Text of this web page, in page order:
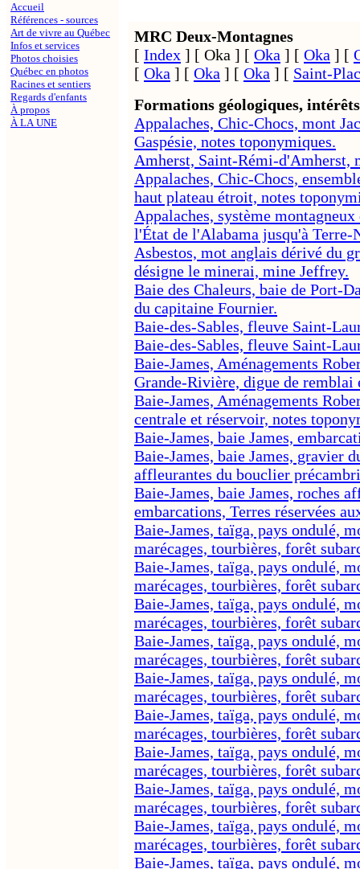
Accueil
Références - sources
Art de vivre au Québec
Infos et services
Photos choisies
Québec en photos
Racines et sentiers
Regards d'enfants
À propos
À LA UNE
MRC Deux-Montagnes
[ Index ] [ Oka ] [ Oka ] [ Oka ] [
[ Oka ] [ Oka ] [ Oka ] [ Saint-
Formations géologiques,
Appalaches, Chic-Chocs, mont
Gaspésie, notes toponymiques.
Amherst, Saint-Rémi-d'Amherst,
Appalaches, Chic-Chocs,
haut plateau étroit, notes
Appalaches, système
l'État de l'Alabama jusqu'à Terre-
Asbestos, mot anglais dérivé du
désigne le minerai, mine Jeffrey.
Baie des Chaleurs, baie de Port-
du capitaine Fournier.
Baie-des-Sables, fleuve Saint-
Baie-des-Sables, fleuve Saint-
Baie-James, Aménagements
Grande-Rivière, digue de remblai
Baie-James, Aménagements
centrale et réservoir, notes
Baie-James, baie James,
Baie-James, baie James, gravier
affleurantes du bouclier
Baie-James, baie James, roches
embarcations, Terres réservées
Baie-James, taïga, pays ondulé,
marécages, tourbières, forêt
Baie-James, taïga, pays ondulé,
marécages, tourbières, forêt
Baie-James, taïga, pays ondulé,
marécages, tourbières, forêt
Baie-James, taïga, pays ondulé,
marécages, tourbières, forêt
Baie-James, taïga, pays ondulé,
marécages, tourbières, forêt
Baie-James, taïga, pays ondulé,
marécages, tourbières, forêt
Baie-James, taïga, pays ondulé,
marécages, tourbières, forêt
Baie-James, taïga, pays ondulé,
marécages, tourbières, forêt
Baie-James, taïga, pays ondulé,
marécages, tourbières, forêt
Baie-James, taïga, pays ondulé,